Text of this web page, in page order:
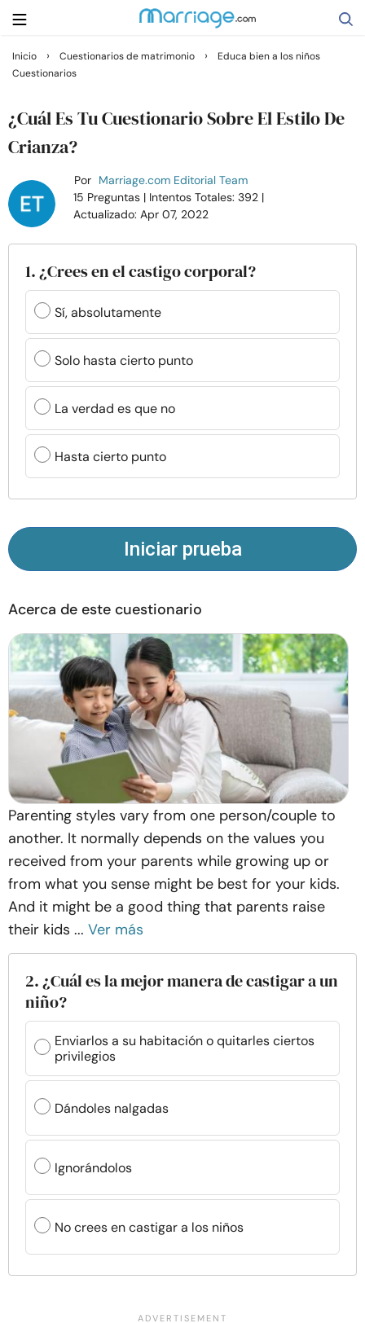
Buscar
Casarse
Relaciones
Familia
Ayuda
Cursos
Recursos
Comunidad
Encuentra un terapeuta
nosotros
Inicio › Cuestionarios de matrimonio ›
Educa bien a los niños
Cuestionarios
¿Cuál Es Tu Cuestionario Sobre El Estilo De
Crianza?
Por Marriage.com Editorial Team
15 Preguntas | Intentos Totales: 392 |
Actualizado: Apr 07, 2022
1. ¿Crees en el castigo corporal?
Sí, absolutamente
Solo hasta cierto punto
La verdad es que no
Hasta cierto punto
Iniciar prueba
Acerca de este cuestionario
Parenting styles vary from one person/couple to
another. It normally depends on the values you
received from your parents while growing up or
from what you sense might be best for your kids.
And it might be a good thing that parents raise
their kids ... Ver más
2. ¿Cuál es la mejor manera de castigar a un
niño?
Enviarlos a su habitación o quitarles ciertos
privilegios
Dándoles nalgadas
Ignorándolos
No crees en castigar a los niños